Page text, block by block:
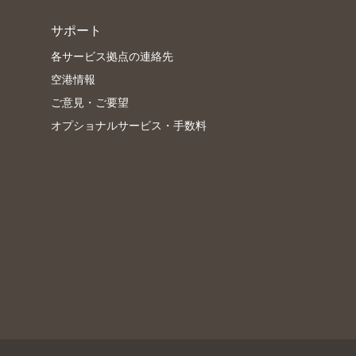
サポート
各サービス拠点の連絡先
空港情報
ご意見・ご要望
オプショナルサービス・手数料